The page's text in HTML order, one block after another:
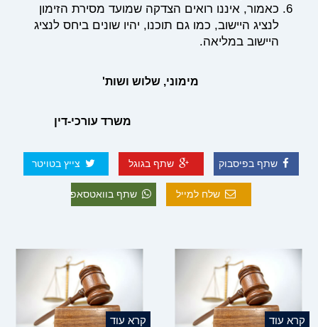
כאמור, איננו רואים הצדקה שמועד מסירת הזימון
לנציג היישוב, כמו גם תוכנו, יהיו שונים ביחס לנציג
היישוב במליאה.
מימוני, שלוש ושות'
משרד עורכי-דין
שתף בפיסבוק שתף בגוגל צייץ בטויטר
שלח למייל שתף בוואטסאפ
קרא עוד קרא עוד